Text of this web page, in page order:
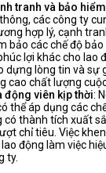
tranh và bảo
các công ty
hợp lý, cạnh
bảo các chế độ bảo
lợi khác cho lao
dựng lòng tin và sự
cao chất lượng
động viên kịp thời:
thể áp dụng các
có thành tích xuất
chỉ tiêu. Việc
động làm việc
ty.